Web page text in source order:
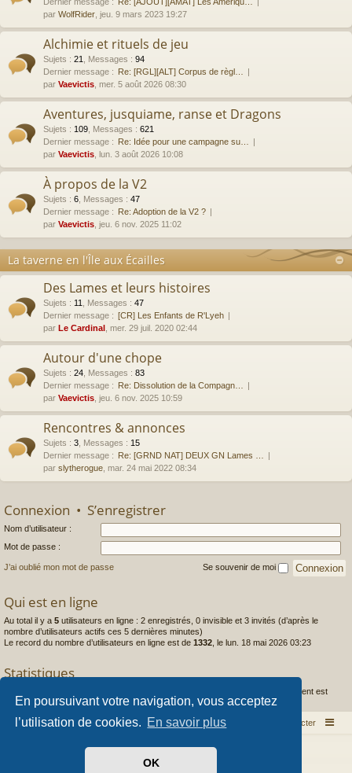
En poursuivant votre navigation, vous acceptez
l’utilisation de cookies. En savoir plus
OK
par WolfRider , jeu. 9 mars 2023 19:27
Alchimie et rituels de jeu
Sujets : 21 Messages : 94
Dernier message : Re: [RGL][ALT] Corpus de règl…
par Vaevictis , mer. 5 août 2026 08:30
Aventures, jusquiame, ranse et Dragons
Sujets : 109 Messages : 621
Dernier message : Re: Idée pour une campagne su…
par Vaevictis , lun. 3 août 2026 10:08
À propos de la V2
Sujets : 6 Messages : 47
Dernier message : Re: Adoption de la V2 ?
par Vaevictis , jeu. 6 nov. 2025 11:02
La taverne en l'Île aux Écailles
Des Lames et leurs histoires
Sujets : 11 Messages : 47
Dernier message : [CR] Les Enfants de R'Lyeh
par Le Cardinal , mer. 29 juil. 2020 02:44
Autour d'une chope
Sujets : 24 Messages : 83
Dernier message : Re: Dissolution de la Compagn…
par Vaevictis , jeu. 6 nov. 2025 10:59
Rencontres & annonces
Sujets : 3 Messages : 15
Dernier message : Re: [GRND NAT] DEUX GN Lames …
par slytherogue , mar. 24 mai 2022 08:34
Connexion • S’enregistrer
Nom d’utilisateur :
Mot de passe :
J’ai oublié mon mot de passe Se souvenir de moi
Qui est en ligne
Au total il y a 5 utilisateurs en ligne : 2 enregistrés, 0 invisible et 3 invités (d’après le
nombre d’utilisateurs actifs ces 5 dernières minutes)
Le record du nombre d’utilisateurs en ligne est de 1332 , le lun. 18 mai 2026 03:23
Statistiques
membres • Le membre enregistré le plus récent est
Caldera .
Index du forum Nous contacter
Développé parphpBB® Forum Software © phpBB Limited
Arty- phpBB 3.3 par MrGaby